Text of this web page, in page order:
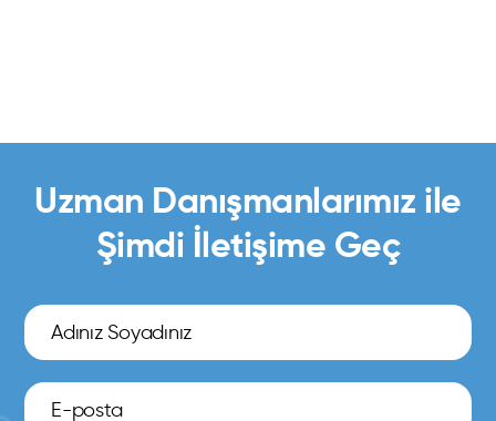
Uzman Danışmanlarımız ile
Şimdi İletişime Geç